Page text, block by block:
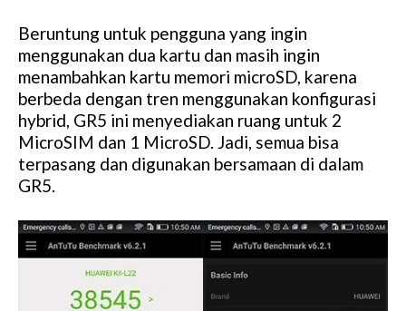
Beruntung untuk pengguna yang ingin
menggunakan dua kartu dan masih ingin
menambahkan kartu memori microSD, karena
berbeda dengan tren menggunakan konfigurasi
hybrid, GR5 ini menyediakan ruang untuk 2
MicroSIM dan 1 MicroSD. Jadi, semua bisa
terpasang dan digunakan bersamaan di dalam
GR5.